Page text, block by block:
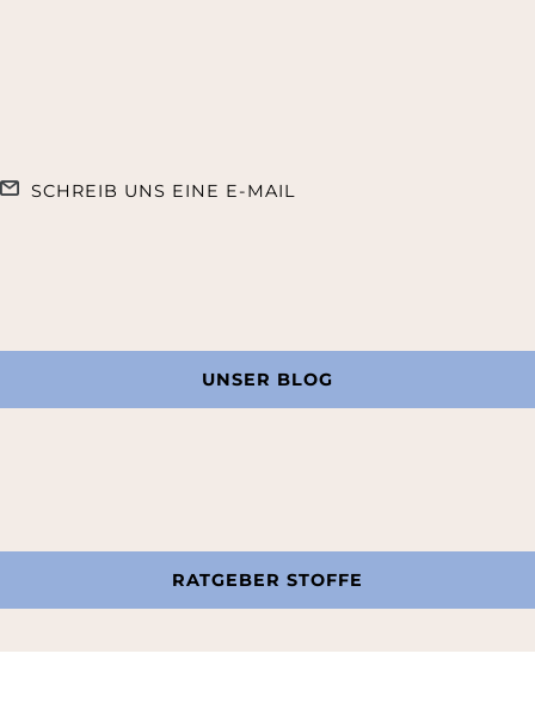
SCHREIB UNS EINE E-MAIL
UNSER BLOG
RATGEBER STOFFE